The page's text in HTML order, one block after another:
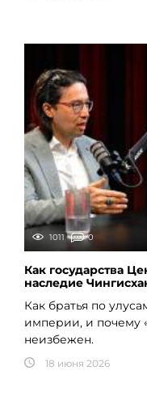
1011 0
Как государства
наследие
Как братья по
империи, и почему
неизбежен.
18 июня 2026